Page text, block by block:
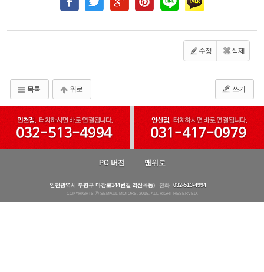
수정 삭제
목록 위로 쓰기
PC 버전 맨위로
인천광역시 부평구 마장로144번길 2(산곡동) 전화 032-513-4994
COPYRIGHTS ⓒ SEMAUL MOTORS. 2015. ALL RIGHT RESERVED.